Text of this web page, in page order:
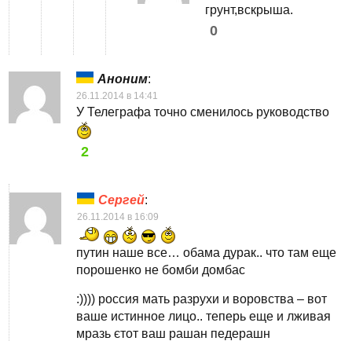
грунт,вскрыша.
0
Аноним:
26.11.2014 в 14:41
У Телеграфа точно сменилось руководство
2
Сергей:
26.11.2014 в 16:09
путин наше все… обама дурак.. что там еще
порошенко не бомби домбас
:)))) россия мать разрухи и воровства – вот
ваше истинное лицо.. теперь еще и лживая
мразь єтот ваш рашан педерашн